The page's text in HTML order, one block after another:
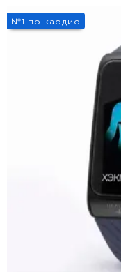
№1 по кардио